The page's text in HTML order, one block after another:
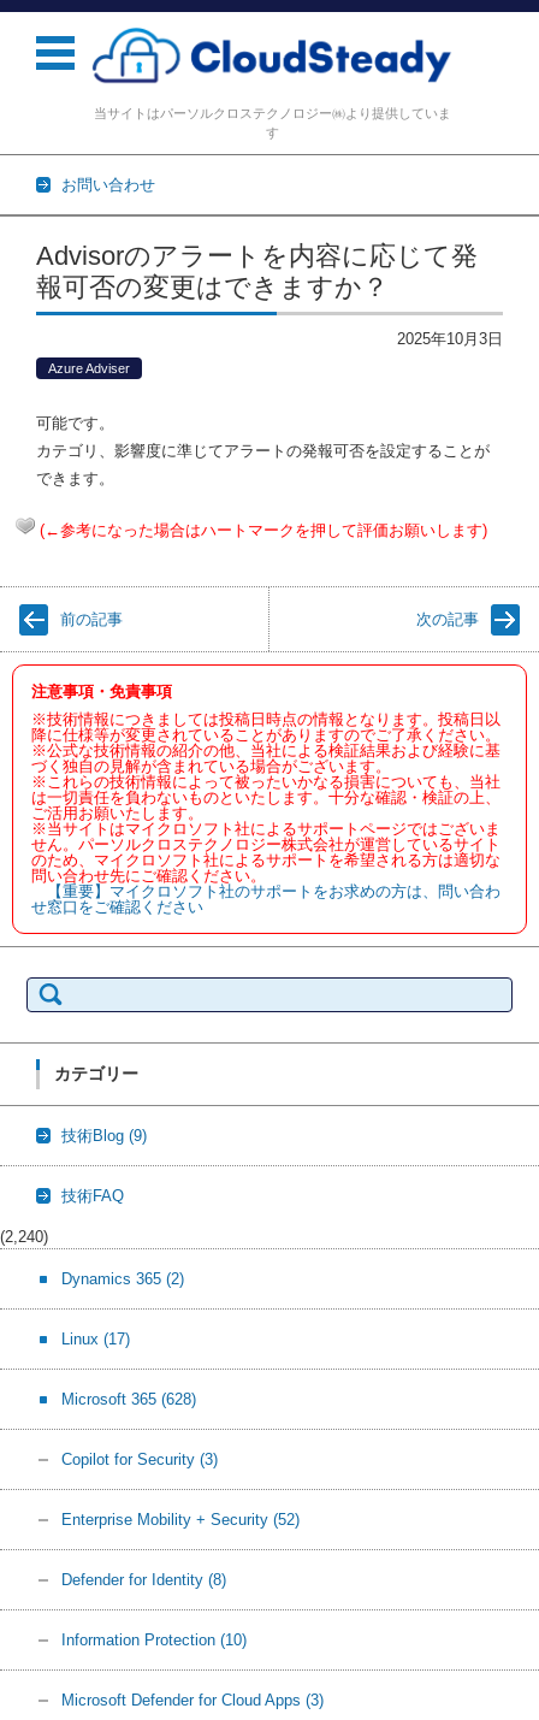
当サイトはパーソルクロステクノロジー㈱より提供していま
す
お問い合わせ
コンテンツに移動
Advisorのアラートを内容に応じて発
報可否の変更はできますか？
2025年10月3日
Azure Adviser
可能です。
カテゴリ、影響度に準じてアラートの発報可否を設定することが
できます。
(←参考になった場合はハートマークを押して評価お願いします)
前の記事 次の記事
注意事項・免責事項
※技術情報につきましては投稿日時点の情報となります。投稿日以
降に仕様等が変更されていることがありますのでご了承ください。
※公式な技術情報の紹介の他、当社による検証結果および経験に基
づく独自の見解が含まれている場合がございます。
※これらの技術情報によって被ったいかなる損害についても、当社
は一切責任を負わないものといたします。十分な確認・検証の上、
ご活用お願いたします。
※当サイトはマイクロソフト社によるサポートページではございま
せん。パーソルクロステクノロジー株式会社が運営しているサイト
のため、マイクロソフト社によるサポートを希望される方は適切な
問い合わせ先にご確認ください。
【重要】マイクロソフト社のサポートをお求めの方は、問い合わ
せ窓口をご確認ください
索:
カテゴリー
技術Blog (9)
技術FAQ
(2,240)
Dynamics 365 (2)
Linux (17)
Microsoft 365 (628)
Copilot for Security (3)
Enterprise Mobility + Security (52)
Defender for Identity (8)
Information Protection (10)
Microsoft Defender for Cloud Apps (3)